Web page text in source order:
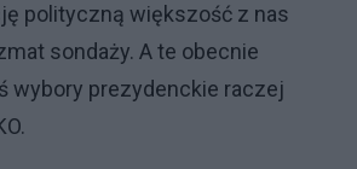
polityczną większość z nas
sondaży. A te obecnie
wybory prezydenckie raczej